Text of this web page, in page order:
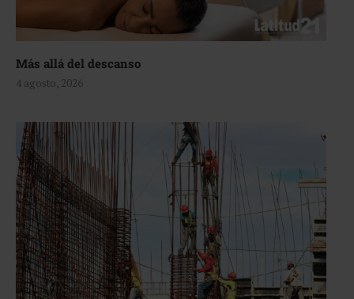
Más allá del descanso
4 agosto, 2026